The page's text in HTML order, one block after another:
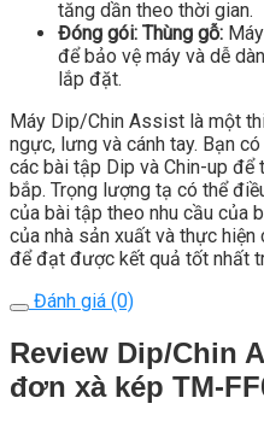
tăng dần theo thời gian.
Đóng gói: Thùng gỗ:
để bảo vệ máy và dễ
lắp đặt.
Máy Dip/Chin Assist là một
ngực, lưng và cánh tay. Bạn
các bài tập Dip và Chin-up
bắp. Trọng lượng tạ có thể
của bài tập theo nhu cầu của
của nhà sản xuất và thực
để đạt được kết quả tốt nhất
Đánh giá (0)
Review Dip/Chin
đơn xà kép TM-